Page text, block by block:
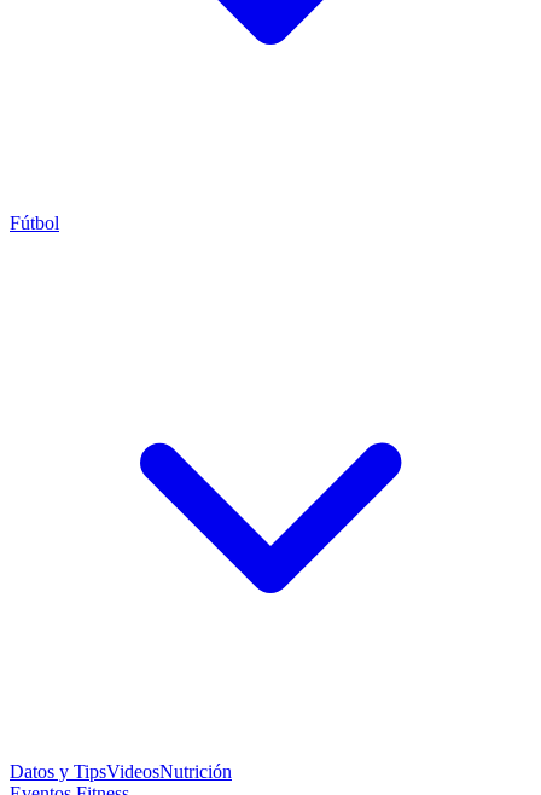
Fútbol
Datos y TipsVideosNutrición